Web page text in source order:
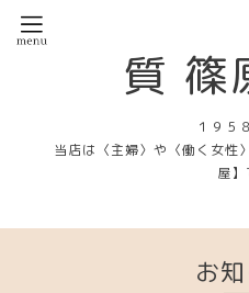
質 篠
１９５
当店は〈主婦〉や〈働く女性
屋】
お